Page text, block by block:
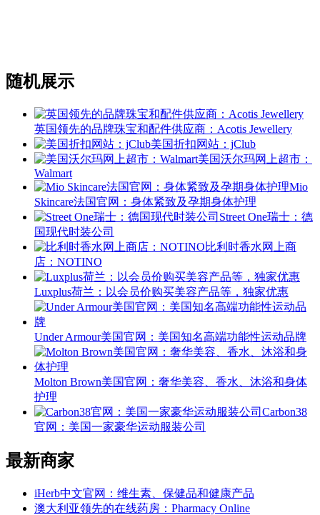
随机展示
英国领先的品牌珠宝和配件供应商：Acotis Jewellery
美国折扣网站：jClub
美国沃尔玛网上超市：
Walmart
Mio
Skincare法国官网：身体紧致及孕期身体护理
Street One瑞士：德
国现代时装公司
比利时香水网上商
店：NOTINO
Luxplus荷兰：以会员价购买美容产品等，独家优惠
Under Armour美国官网：美国知名高端功能性运动品牌
Molton Brown美国官网：奢华美容、香水、沐浴和身体
护理
Carbon38
官网：美国一家豪华运动服装公司
最新商家
iHerb中文官网：维生素、保健品和健康产品
澳大利亚领先的在线药房：Pharmacy Online